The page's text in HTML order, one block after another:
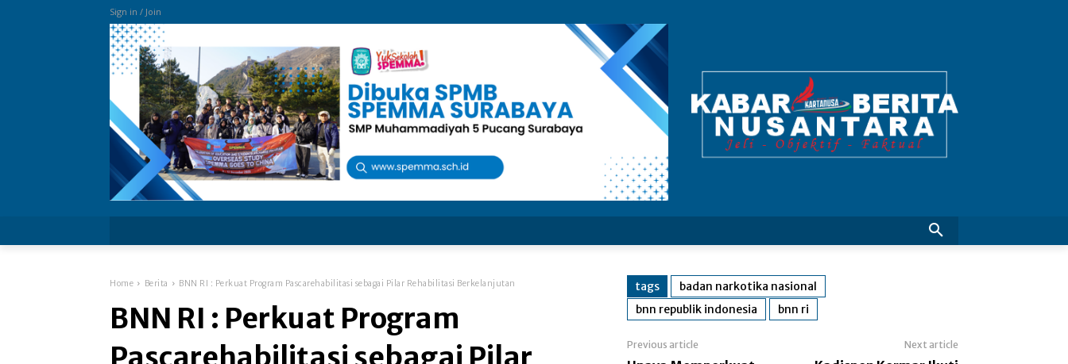
Sign in / Join
Home Berita BNN RI : Perkuat Program Pascarehabilitasi sebagai Pilar Rehabilitasi Berkelanjutan
BNN RI : Perkuat Program
tags
badan narkotika nasional
bnn republik indonesia
bnn ri
Previous article Next article